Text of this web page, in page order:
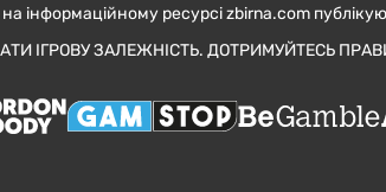
інформаційному ресурсі zbirna.com
ІГРОВУ ЗАЛЕЖНІСТЬ. ДОТРИМУЙТЕСЬ